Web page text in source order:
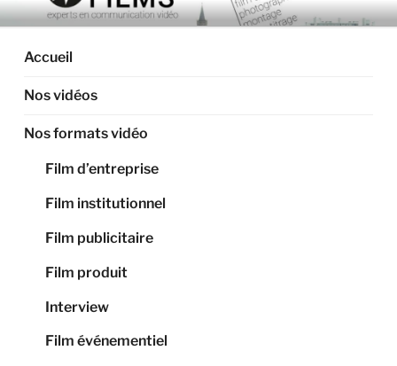
Aller
au
contenu
ARTIGAS FILMS –
PRODUCTION
TOULOUSE, VIDÉO
ENTREPRISE, FILM
CORPORATE
Production audiovisuelle, vidéos d'entreprise, films
Accueil
Nos vidéos
Nos formats vidéo
Film d’entreprise
Film institutionnel
Film publicitaire
Film produit
Interview
Film événementiel